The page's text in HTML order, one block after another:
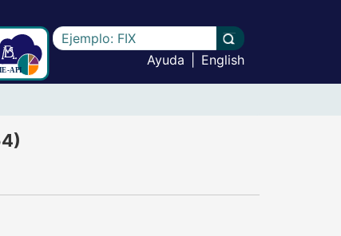
Escriba el texto a buscar
Llevar a cabo la
Ayuda
English